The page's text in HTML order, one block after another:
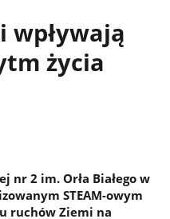
wpływają
życia
nr 2 im. Orła Białego w
STEAM-owym
ruchów Ziemi na